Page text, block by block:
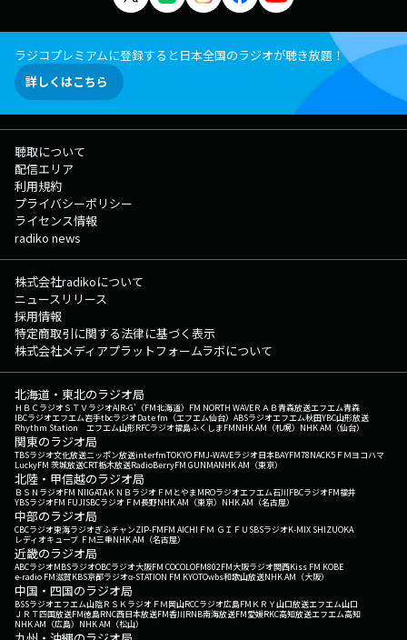
ラジコプレミアムに登録すると日本全国のラジオが聴き放題！
詳しくはこちら
聴取について
配信エリア
利用規約
プライバシーポリシー
ライセンス情報
radiko news
株式会社radikoについて
ニュースリリース
採用情報
特定商取引に関する法律に基づく表示
株式会社メディアプラットフォームラボについて
北海道・東北のラジオ局
ＨＢＣラジオＳＴＶラジオAIR-G'（FM北海道） FM NORTH WAVEＲＡＢ青森放送エフエム青森
IBCラジオエフエム岩手tbcラジオDate fm（エフエム仙台） ABSラジオエフエム秋田YBC山形放送
Rhythm Station エフエム山形RFCラジオ福島ふくしまFMNHK AM（札幌） NHK AM（仙台）
関東のラジオ局
TBSラジオ文化放送ニッポン放送interfmTOKYO FMJ-WAVEラジオ日本BAYFM78NACK5 ＦＭヨコハマ
LuckyFM 茨城放送CRT栃木放送RadioBerryFM GUNMANHK AM（東京）
北陸・甲信越のラジオ局
ＢＳＮラジオFM NIIGATAＫＮＢラジオ ＦＭとやまMROラジオエフエム石川FBCラジオFM福井
YBSラジオFM FUJISBCラジオ ＦＭ長野NHK AM（東京） NHK AM（名古屋）
中部のラジオ局
CBCラジオ東海ラジオぎふチャンZIP-FMFM AICHI ＦＭ ＧＩＦＵ SBSラジオK-MIX SHIZUOKA
レディオキューブ ＦＭ三重NHK AM（名古屋）
近畿のラジオ局
ABCラジオMBSラジオOBCラジオ大阪FM COCOLOFM802FM大阪ラジオ関西Kiss FM KOBE
e-radio FM滋賀KBS京都ラジオα-STATION FM KYOTOwbs和歌山放送NHK AM（大阪）
中国・四国のラジオ局
BSSラジオエフエム山陰ＲＳＫラジオ ＦＭ岡山RCCラジオ広島FM ＫＲＹ山口放送エフエム山口
ＪＲＴ四国放送FM徳島RNC西日本放送FM香川RNB南海放送FM愛媛RKC高知放送エフエム高知
NHK AM（広島） NHK AM（松山）